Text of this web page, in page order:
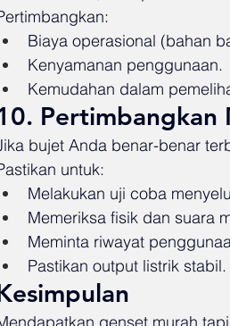
Biaya operasional (bahan
Kenyamanan penggunaan.
Kemudahan dalam
Pertimbangkan
bujet Anda benar-benar
untuk:
Melakukan uji coba
Memeriksa fisik dan suara
Meminta riwayat
Pastikan output listrik stabil.
genset murah